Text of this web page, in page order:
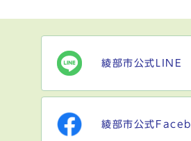
綾部市公式LINE
綾部市公式